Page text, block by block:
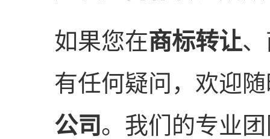
如果您在商标转让
有任何疑问，欢迎
公司。我们的专业